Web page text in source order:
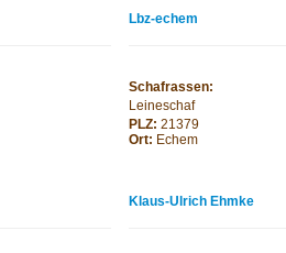
Lbz-echem
Schafrassen:
Leineschaf
PLZ: 21379
Ort: Echem
Klaus-Ulrich Ehmke